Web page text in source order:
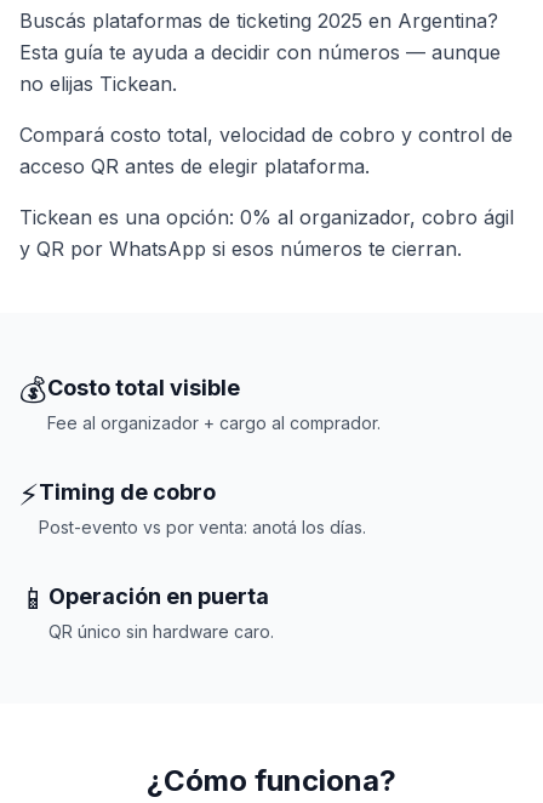
Buscás plataformas de ticketing 2025 en Argentina?
Esta guía te ayuda a decidir con números — aunque
no elijas Tickean.
Compará costo total, velocidad de cobro y control de
acceso QR antes de elegir plataforma.
Tickean es una opción: 0% al organizador, cobro ágil
y QR por WhatsApp si esos números te cierran.
💰Costo total visible
Fee al organizador + cargo al comprador.
⚡Timing de cobro
Post-evento vs por venta: anotá los días.
📱 Operación en puerta
QR único sin hardware caro.
¿Cómo funciona?